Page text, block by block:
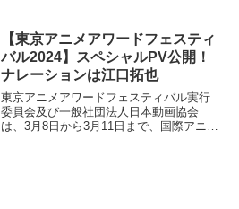
ビ系）内で放送されるスペシャルドラマ
『車イスで...
【東京アニメアワードフェスティ
バル2024】スペシャルPV公開！
ナレーションは江口拓也
東京アニメアワードフェスティバル実行
委員会及び一般社団法人日本動画協会
は、3月8日から3月11日まで、国際アニメ